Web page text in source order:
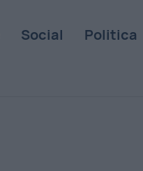
Social Politica